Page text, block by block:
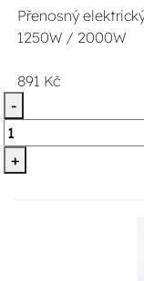
Přenosný
1250W / 2000W
891 Kč
-
+